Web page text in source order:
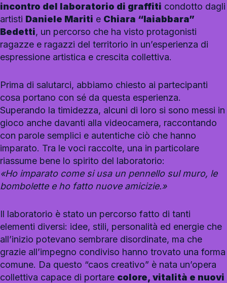
incontro del laboratorio di graffiti condotto dagli
artisti Daniele Mariti e Chiara “Iaiabbara”
Bedetti, un percorso che ha visto protagonisti
ragazze e ragazzi del territorio in un’esperienza di
espressione artistica e crescita collettiva.
Prima di salutarci, abbiamo chiesto ai partecipanti
cosa portano con sé da questa esperienza.
Superando la timidezza, alcuni di loro si sono messi in
gioco anche davanti alla videocamera, raccontando
con parole semplici e autentiche ciò che hanno
imparato. Tra le voci raccolte, una in particolare
riassume bene lo spirito del laboratorio:
«Ho imparato come si usa un pennello sul muro, le
bombolette e ho fatto nuove amicizie.»
Il laboratorio è stato un percorso fatto di tanti
elementi diversi: idee, stili, personalità ed energie che
all’inizio potevano sembrare disordinate, ma che
grazie all’impegno condiviso hanno trovato una forma
comune. Da questo “caos creativo” è nata un’opera
collettiva capace di portare colore, vitalità e nuovi